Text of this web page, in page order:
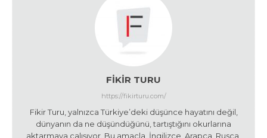
FIKIR TURU
https://fikirturu.com/
Fikir Turu, yalnızca Türkiye’deki düşünce hayatını değil,
dünyanın da ne düşündüğünü, tartıştığını okurlarına
aktarmaya çalışıyor. Bu amaçla, İngilizce, Arapça, Rusça,